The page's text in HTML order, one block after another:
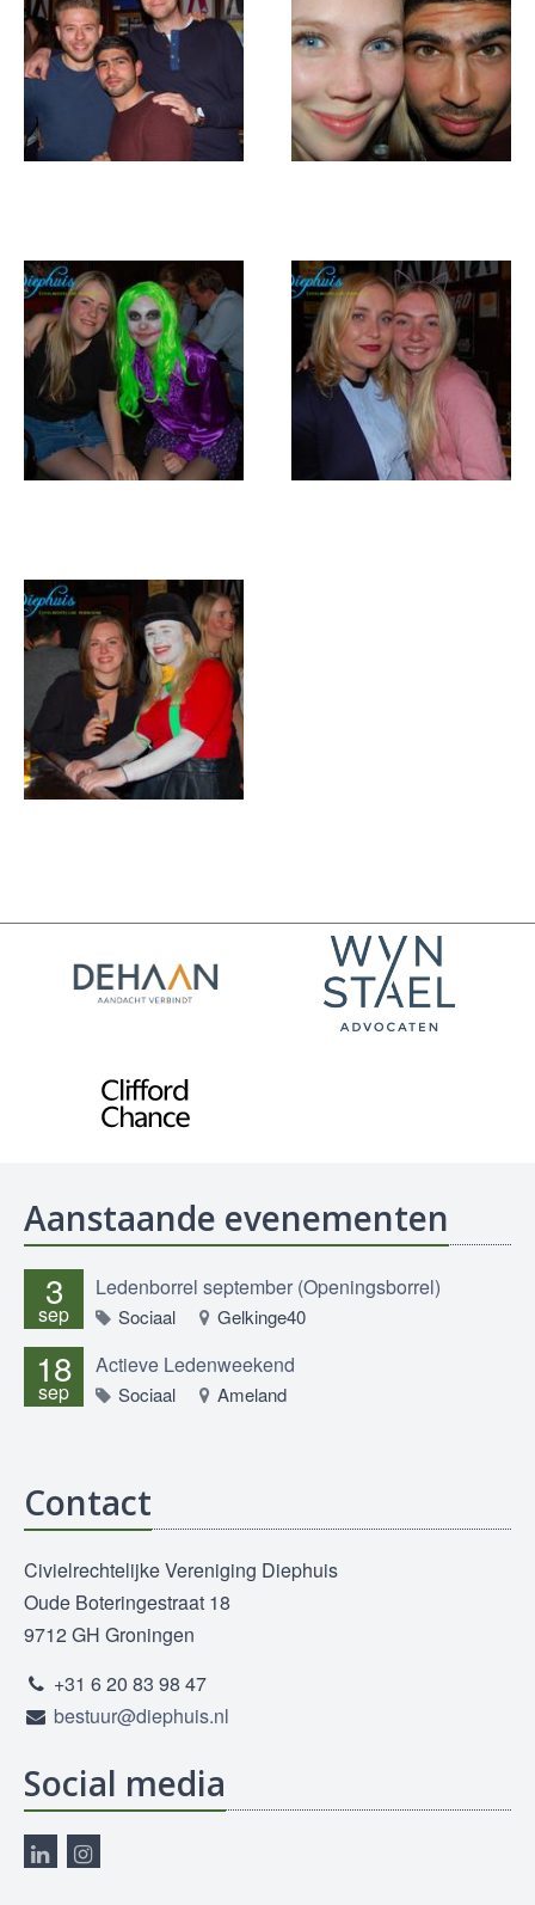
Aanstaande evenementen
3
sep
Ledenborrel september (Openingsborrel)
Sociaal Gelkinge40
18
sep
Actieve Ledenweekend
Sociaal Ameland
Contact
Civielrechtelijke Vereniging Diephuis
Oude Boteringestraat 18
9712 GH Groningen
+31 6 20 83 98 47
bestuur@diephuis.nl
Social media